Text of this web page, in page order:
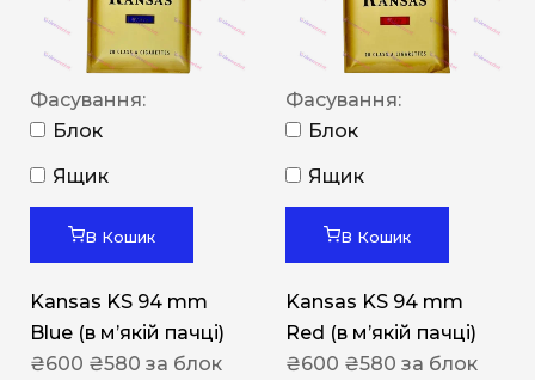
Фасування:
Блок
Ящик
В Кошик
Kansas KS 94 mm
Blue (в мʼякій пачці)
₴600 ₴580 за блок
Фасування:
Блок
Ящик
В Кошик
Kansas KS 94 mm
Red (в мʼякій пачці)
₴600 ₴580 за блок